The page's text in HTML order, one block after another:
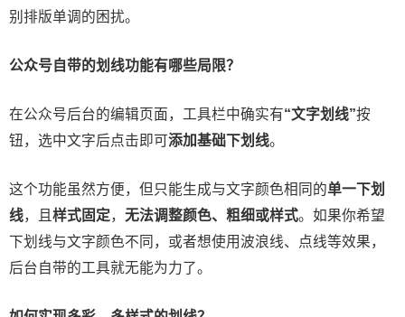
别排版单调的困扰。
公众号自带的划线功能有哪些局限？
在公众号后台的编辑页面，工具栏中确实有“文字划线”按
钮，选中文字后点击即可添加基础下划线。
这个功能虽然方便，但只能生成与文字颜色相同的单一下划
线，且 样式固定， 无法调整颜色、粗细或样式。如果你希望
下划线与文字颜色不同，或者想使用波浪线、点线等效果，
后台自带的工具就无能为力了。